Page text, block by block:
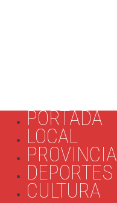
PORTADA
LOCAL
PROVINCIA
DEPORTES
CULTURA